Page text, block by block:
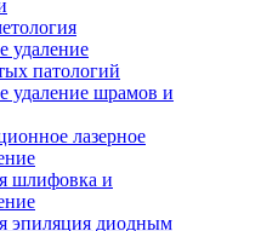
удаление
патологий
удаление шрамов и
лазерное
шлифовка и
эпиляция диодным